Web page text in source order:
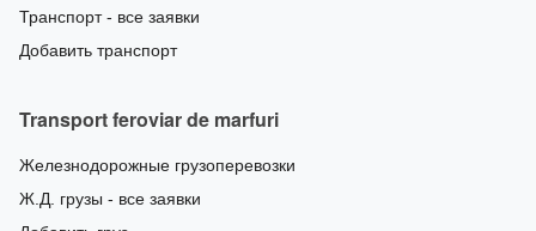
Транспорт - все заявки
Добавить транспорт
Transport feroviar de marfuri
Железнодорожные грузоперевозки
Ж.Д. грузы - все заявки